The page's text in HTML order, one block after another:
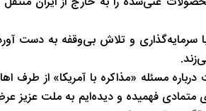
سرمایه‌گذاری و تلاش بی‌وقفه به دست
مسئله «مذاکره با آمریکا» از طرف
متمادی فهمیده و دیده‌ایم به ملت عزیز